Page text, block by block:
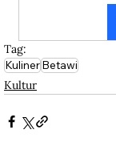
Tag:
KulinerBetawi
Kultur